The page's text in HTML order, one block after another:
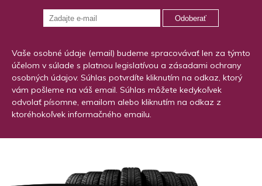
Odoberať
Vaše osobné údaje (email) budeme spracovávať len za týmto
účelom v súlade s platnou legislatívou a zásadami ochrany
osobných údajov. Súhlas potvrdíte kliknutím na odkaz, ktorý
vám pošleme na váš email. Súhlas môžete kedykoľvek
odvolať písomne, emailom alebo kliknutím na odkaz z
ktoréhokoľvek informačného emailu.